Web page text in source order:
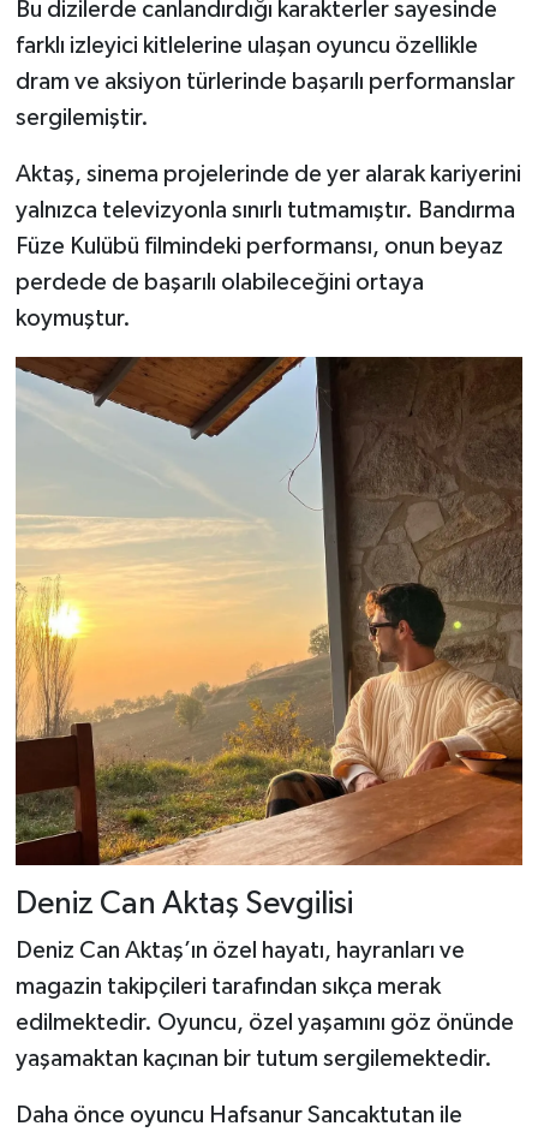
Bu dizilerde canlandırdığı karakterler sayesinde
farklı izleyici kitlelerine ulaşan oyuncu özellikle
dram ve aksiyon türlerinde başarılı performanslar
sergilemiştir.
Aktaş, sinema projelerinde de yer alarak kariyerini
yalnızca televizyonla sınırlı tutmamıştır. Bandırma
Füze Kulübü filmindeki performansı, onun beyaz
perdede de başarılı olabileceğini ortaya
koymuştur.
Deniz Can Aktaş Sevgilisi
Deniz Can Aktaş’ın özel hayatı, hayranları ve
magazin takipçileri tarafından sıkça merak
edilmektedir. Oyuncu, özel yaşamını göz önünde
yaşamaktan kaçınan bir tutum sergilemektedir.
Daha önce oyuncu Hafsanur Sancaktutan ile